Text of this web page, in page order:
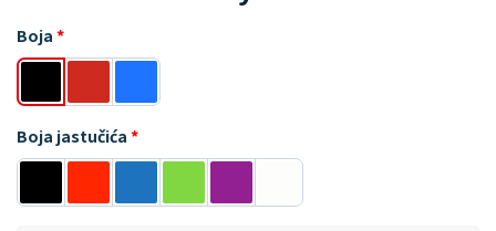
Boja
Boja jastučića